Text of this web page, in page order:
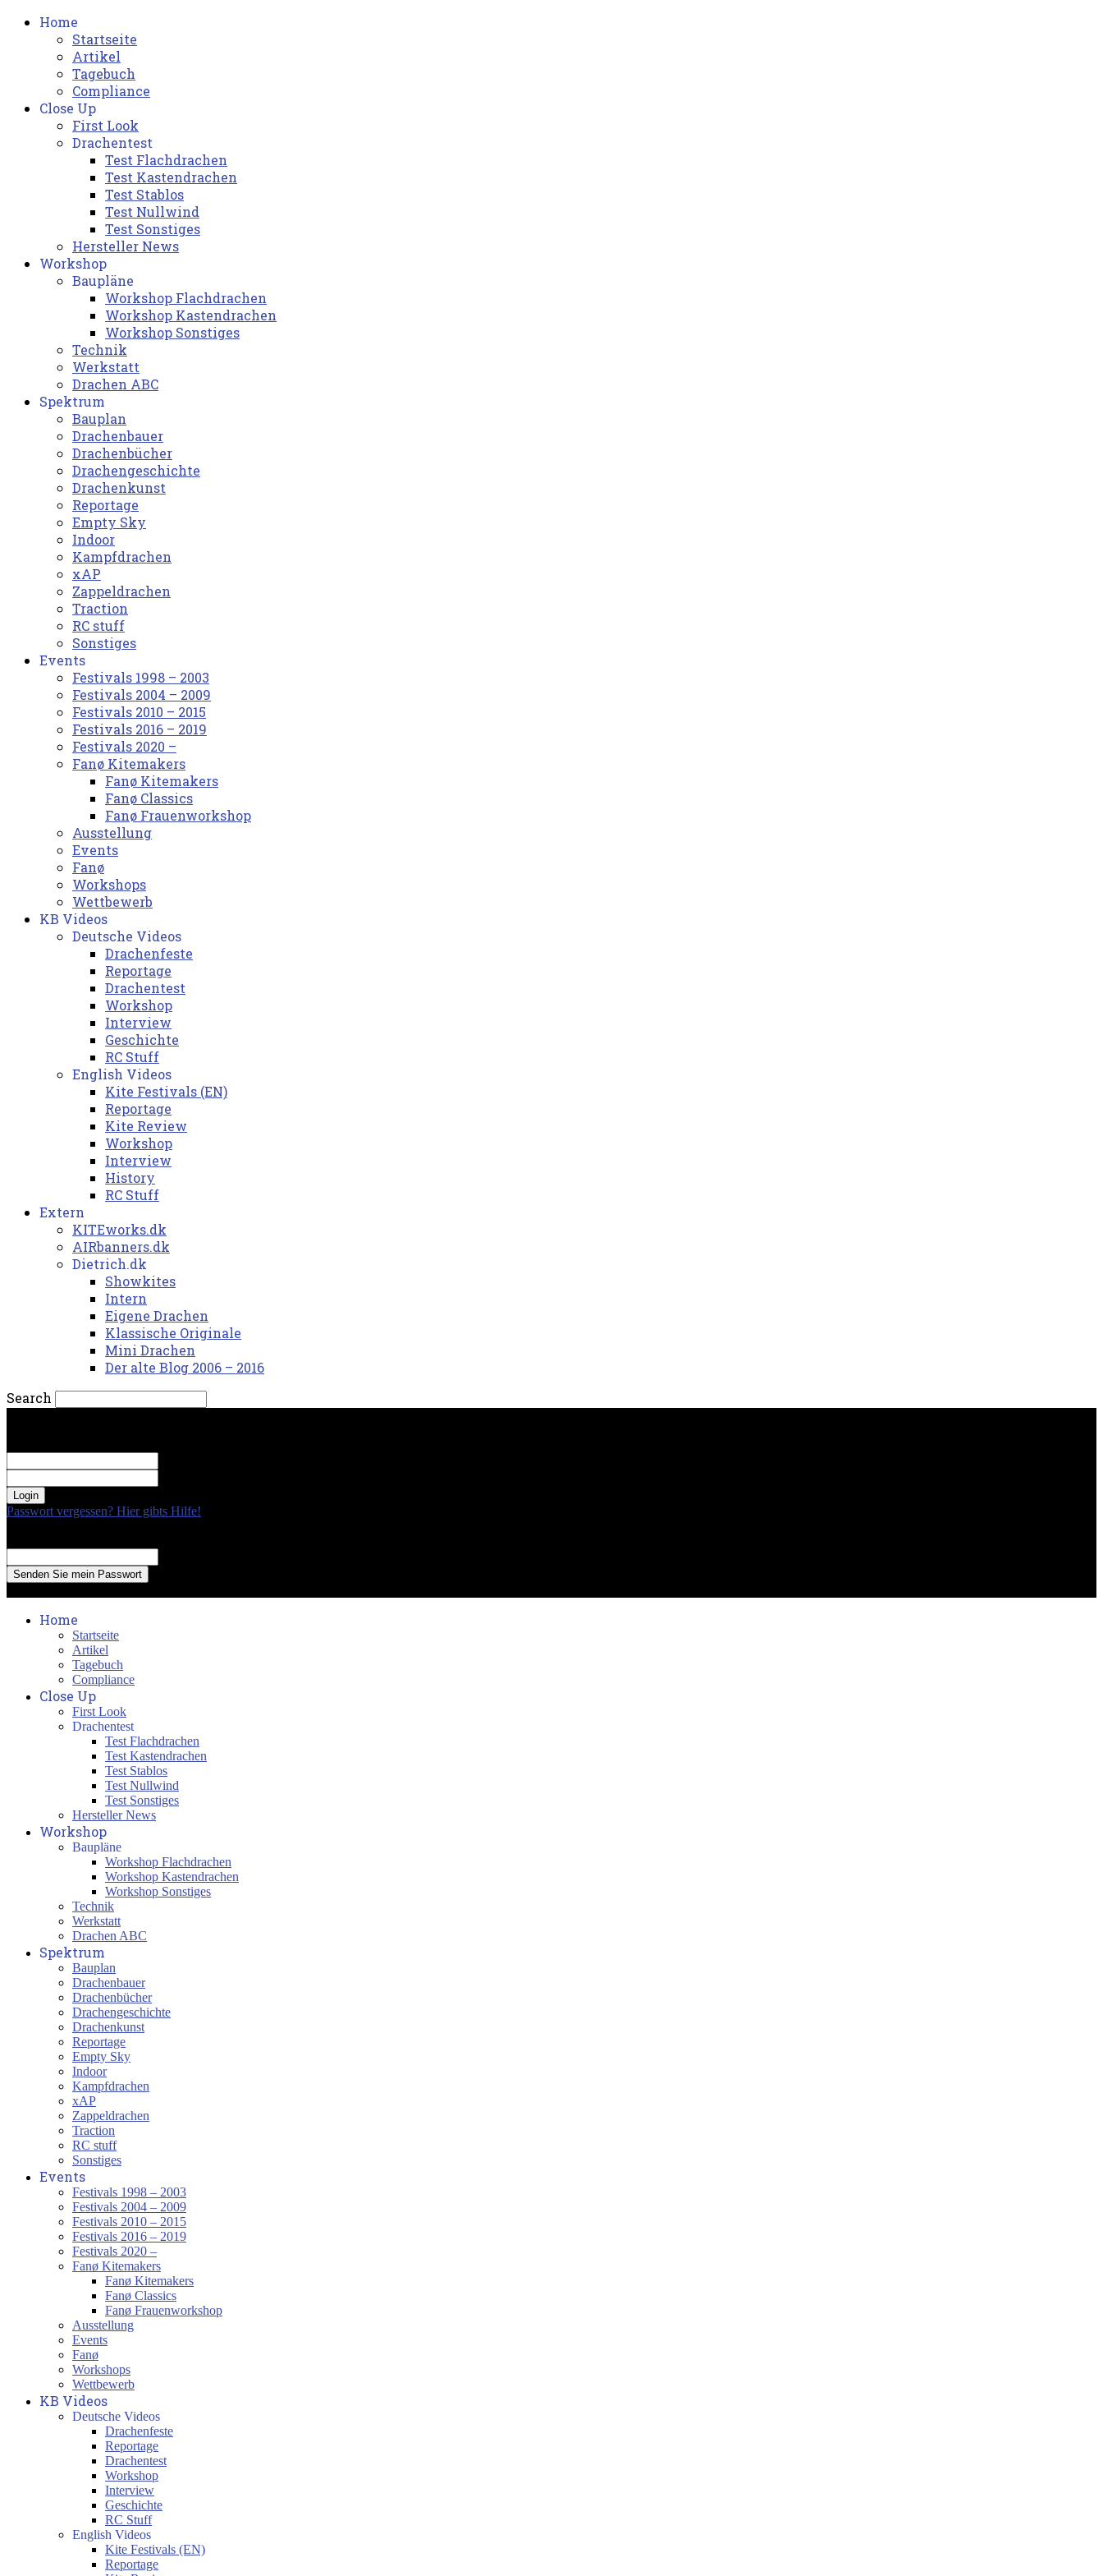
Home
Startseite
Artikel
Tagebuch
Compliance
Close Up
First Look
Drachentest
Test Flachdrachen
Test Kastendrachen
Test Stablos
Test Nullwind
Test Sonstiges
Hersteller News
Workshop
Baupläne
Workshop Flachdrachen
Workshop Kastendrachen
Workshop Sonstiges
Technik
Werkstatt
Drachen ABC
Spektrum
Bauplan
Drachenbauer
Drachenbücher
Drachengeschichte
Drachenkunst
Reportage
Empty Sky
Indoor
Kampfdrachen
xAP
Zappeldrachen
Traction
RC stuff
Sonstiges
Events
Festivals 1998 – 2003
Festivals 2004 – 2009
Festivals 2010 – 2015
Festivals 2016 – 2019
Festivals 2020 –
Fanø Kitemakers
Fanø Kitemakers
Fanø Classics
Fanø Frauenworkshop
Ausstellung
Events
Fanø
Workshops
Wettbewerb
KB Videos
Deutsche Videos
Drachenfeste
Reportage
Drachentest
Workshop
Interview
Geschichte
RC Stuff
English Videos
Kite Festivals (EN)
Reportage
Kite Review
Workshop
Interview
History
RC Stuff
Extern
KITEworks.dk
AIRbanners.dk
Dietrich.dk
Showkites
Intern
Eigene Drachen
Klassische Originale
Mini Drachen
Der alte Blog 2006 – 2016
Search
Passwort vergessen? Hier gibts Hilfe!
Home
Startseite
Artikel
Tagebuch
Compliance
Close Up
First Look
Drachentest
Test Flachdrachen
Test Kastendrachen
Test Stablos
Test Nullwind
Test Sonstiges
Hersteller News
Workshop
Baupläne
Workshop Flachdrachen
Workshop Kastendrachen
Workshop Sonstiges
Technik
Werkstatt
Drachen ABC
Spektrum
Bauplan
Drachenbauer
Drachenbücher
Drachengeschichte
Drachenkunst
Reportage
Empty Sky
Indoor
Kampfdrachen
xAP
Zappeldrachen
Traction
RC stuff
Sonstiges
Events
Festivals 1998 – 2003
Festivals 2004 – 2009
Festivals 2010 – 2015
Festivals 2016 – 2019
Festivals 2020 –
Fanø Kitemakers
Fanø Kitemakers
Fanø Classics
Fanø Frauenworkshop
Ausstellung
Events
Fanø
Workshops
Wettbewerb
KB Videos
Deutsche Videos
Drachenfeste
Reportage
Drachentest
Workshop
Interview
Geschichte
RC Stuff
English Videos
Kite Festivals (EN)
Reportage